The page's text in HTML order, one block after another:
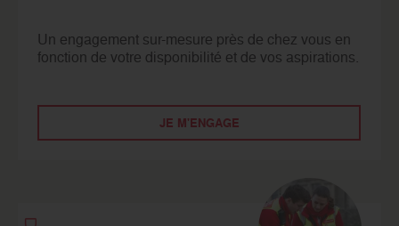
Un engagement sur-mesure près de chez vous en
fonction de votre disponibilité et de vos aspirations.
JE M'ENGAGE